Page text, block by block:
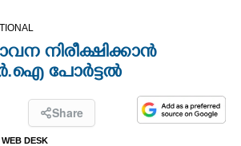
നിരീക്ഷിക്കാൻ
പോർട്ടൽ
Share
WEB DESK